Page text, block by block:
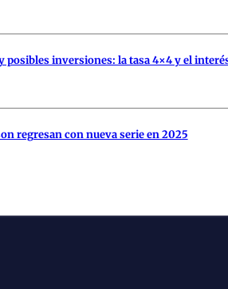
posibles inversiones: la tasa 4×4 y el
regresan con nueva serie en 2025